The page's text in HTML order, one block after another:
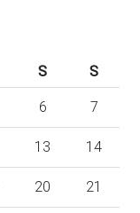
S S
6 7
13 14
20 21